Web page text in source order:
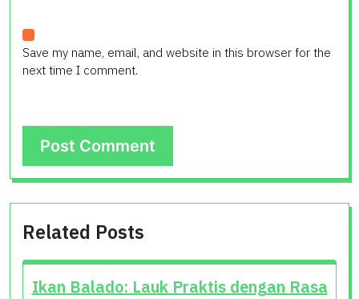
Save my name, email, and website in this browser for the
next time I comment.
Related Posts
Ikan Balado: Lauk Praktis dengan Rasa